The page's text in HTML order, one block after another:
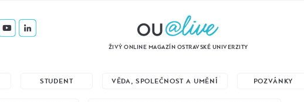
ŽIVÝ ONLINE MAGAZÍN OSTRAVSKÉ UNIVERZITY
STUDENT VĚDA, SPOLEČNOST A UMĚNÍ POZVÁNKY